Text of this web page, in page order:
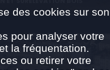
des cookies sur son
pour analyser votre
la fréquentation.
ou retirer votre